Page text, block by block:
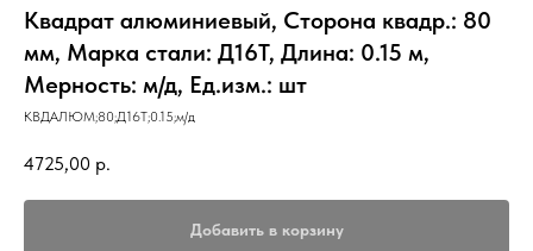
Квадрат алюминиевый, Сторона квадр.: 80
мм, Марка стали: Д16Т, Длина: 0.15 м,
Мерность: м/д, Ед.изм.: шт
КВДАЛЮМ;80;Д16Т;0.15;м/д
4725,00 р.
Добавить в корзину